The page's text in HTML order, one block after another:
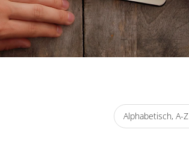
Alphabetisch, A-Z